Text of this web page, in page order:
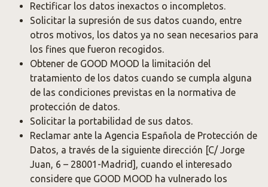
Rectificar los datos inexactos o incompletos.
Solicitar la supresión de sus datos cuando, entre
otros motivos, los datos ya no sean necesarios para
los fines que fueron recogidos.
Obtener de GOOD MOOD la limitación del
tratamiento de los datos cuando se cumpla alguna
de las condiciones previstas en la normativa de
protección de datos.
Solicitar la portabilidad de sus datos.
Reclamar ante la Agencia Española de Protección de
Datos, a través de la siguiente dirección [C/ Jorge
Juan, 6 – 28001-Madrid], cuando el interesado
considere que GOOD MOOD ha vulnerado los